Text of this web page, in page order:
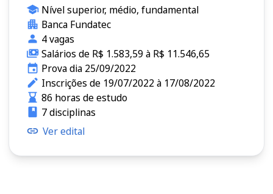
Nível superior, médio, fundamental
Banca Fundatec
4 vagas
Salários de R$ 1.583,59 à R$ 11.546,65
Prova dia 25/09/2022
Inscrições de 19/07/2022 à 17/08/2022
86 horas de estudo
7 disciplinas
Ver edital